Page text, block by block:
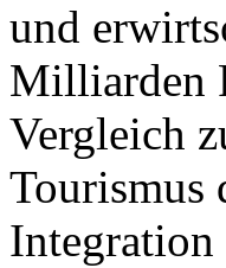
und
Milliarden
Vergleich
Tourismus
Integration